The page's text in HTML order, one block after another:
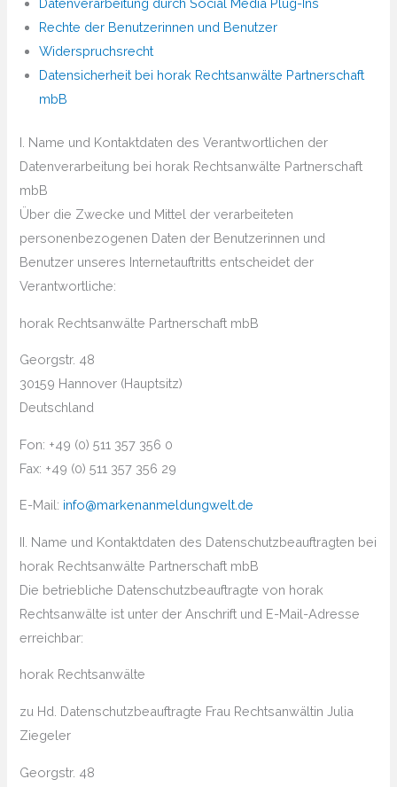
Datenverarbeitung durch Social Media Plug-Ins
Rechte der Benutzerinnen und Benutzer
Widerspruchsrecht
Datensicherheit bei horak Rechtsanwälte Partnerschaft
mbB
I. Name und Kontaktdaten des Verantwortlichen der
Datenverarbeitung bei horak Rechtsanwälte Partnerschaft
mbB
Über die Zwecke und Mittel der verarbeiteten
personenbezogenen Daten der Benutzerinnen und
Benutzer unseres Internetauftritts entscheidet der
Verantwortliche:
horak Rechtsanwälte Partnerschaft mbB
Georgstr. 48
30159 Hannover (Hauptsitz)
Deutschland
Fon: +49 (0) 511 357 356 0
Fax: +49 (0) 511 357 356 29
E-Mail: info@markenanmeldungwelt.de
II. Name und Kontaktdaten des Datenschutzbeauftragten bei
horak Rechtsanwälte Partnerschaft mbB
Die betriebliche Datenschutzbeauftragte von horak
Rechtsanwälte ist unter der Anschrift und E-Mail-Adresse
erreichbar:
horak Rechtsanwälte
zu Hd. Datenschutzbeauftragte Frau Rechtsanwältin Julia
Ziegeler
Georgstr. 48